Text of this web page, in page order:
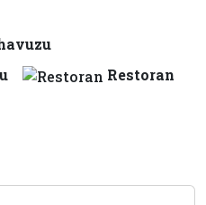
Restoran